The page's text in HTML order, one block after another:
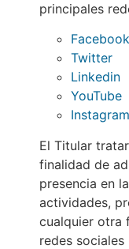
principales
Facebook
Twitter
Linkedin
YouTube
Instagram
El Titular
finalidad de
presencia en
actividades,
cualquier otra
redes sociales